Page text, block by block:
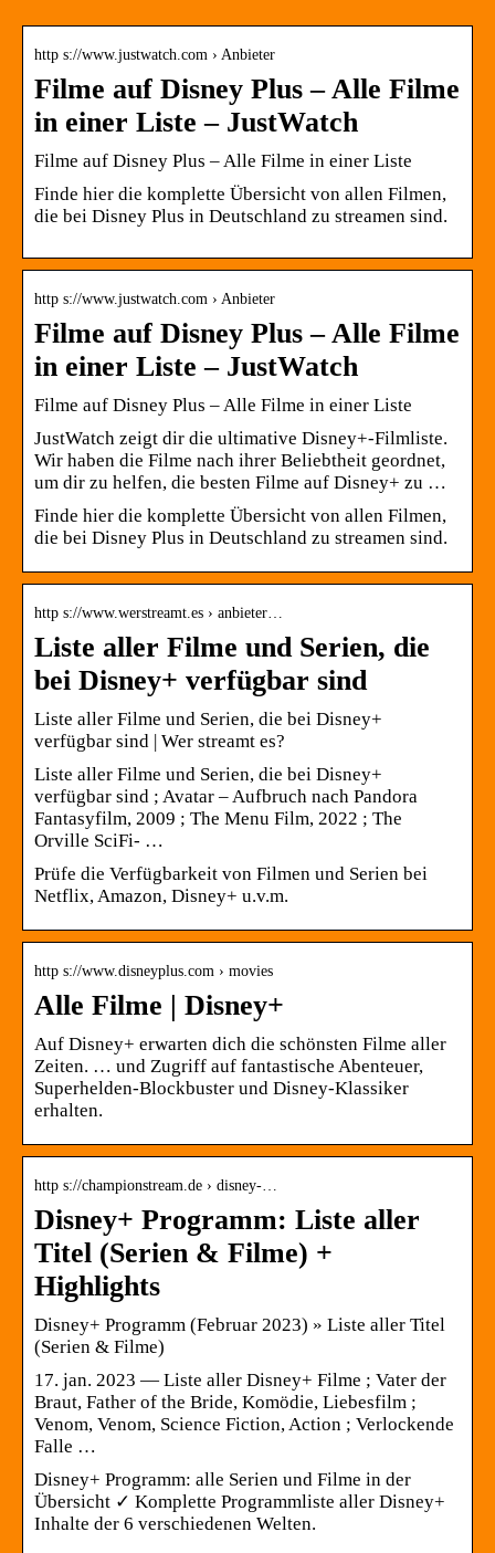
http s://www.justwatch.com › Anbieter
Filme auf Disney Plus – Alle Filme
in einer Liste – JustWatch
Filme auf Disney Plus – Alle Filme in einer Liste
Finde hier die komplette Übersicht von allen Filmen,
die bei Disney Plus in Deutschland zu streamen sind.
http s://www.justwatch.com › Anbieter
Filme auf Disney Plus – Alle Filme
in einer Liste – JustWatch
Filme auf Disney Plus – Alle Filme in einer Liste
JustWatch zeigt dir die ultimative Disney+-Filmliste.
Wir haben die Filme nach ihrer Beliebtheit geordnet,
um dir zu helfen, die besten Filme auf Disney+ zu …
Finde hier die komplette Übersicht von allen Filmen,
die bei Disney Plus in Deutschland zu streamen sind.
http s://www.werstreamt.es › anbieter…
Liste aller Filme und Serien, die
bei Disney+ verfügbar sind
Liste aller Filme und Serien, die bei Disney+
verfügbar sind | Wer streamt es?
Liste aller Filme und Serien, die bei Disney+
verfügbar sind ; Avatar – Aufbruch nach Pandora
Fantasyfilm, 2009 ; The Menu Film, 2022 ; The
Orville SciFi- …
Prüfe die Verfügbarkeit von Filmen und Serien bei
Netflix, Amazon, Disney+ u.v.m.
http s://www.disneyplus.com › movies
Alle Filme | Disney+
Auf Disney+ erwarten dich die schönsten Filme aller
Zeiten. … und Zugriff auf fantastische Abenteuer,
Superhelden-Blockbuster und Disney-Klassiker
erhalten.
http s://championstream.de › disney-…
Disney+ Programm: Liste aller
Titel (Serien & Filme) +
Highlights
Disney+ Programm (Februar 2023) » Liste aller Titel
(Serien & Filme)
17. jan. 2023 — Liste aller Disney+ Filme ; Vater der
Braut, Father of the Bride, Komödie, Liebesfilm ;
Venom, Venom, Science Fiction, Action ; Verlockende
Falle …
Disney+ Programm: alle Serien und Filme in der
Übersicht ✓ Komplette Programmliste aller Disney+
Inhalte der 6 verschiedenen Welten.